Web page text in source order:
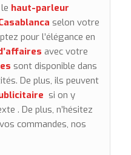
haut-parleur
selon votre
pour l’élégance en
avec votre
sont disponible dans
De plus, ils peuvent
si on y
. De plus, n’hésitez
commandes, nos